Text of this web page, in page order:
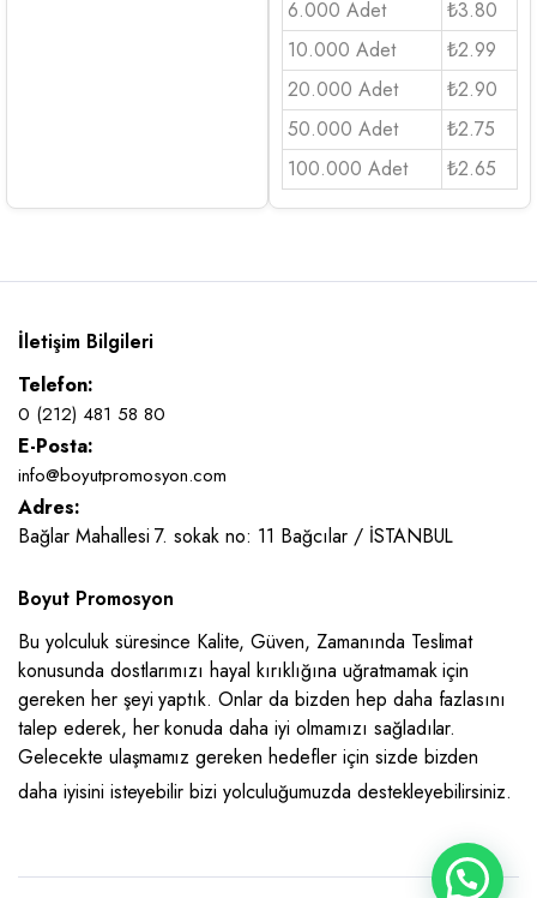
6.000 Adet
₺3.80
10.000 Adet
₺2.99
20.000 Adet
₺2.90
50.000 Adet
₺2.75
100.000 Adet
₺2.65
İletişim Bilgileri
Telefon:
0 (212) 481 58 80
E-Posta:
info@boyutpromosyon.com
Adres:
Bağlar Mahallesi 7. sokak no: 11 Bağcılar / İSTANBUL
Boyut Promosyon
Bu yolculuk süresince Kalite, Güven, Zamanında Teslimat
konusunda dostlarımızı hayal kırıklığına uğratmamak için
gereken her şeyi yaptık. Onlar da bizden hep daha fazlasını
talep ederek, her konuda daha iyi olmamızı sağladılar.
Gelecekte ulaşmamız gereken hedefler için sizde bizden
daha iyisini isteyebilir bizi yolculuğumuzda destekleyebilirsiniz.